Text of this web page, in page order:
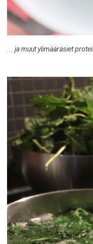
... ja muut ylimääräsiet